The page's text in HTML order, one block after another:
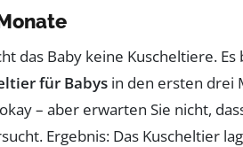
das Baby keine Kuscheltiere.
für Babys in den ersten drei
– aber erwarten Sie nicht,
Ergebnis: Das Kuscheltier